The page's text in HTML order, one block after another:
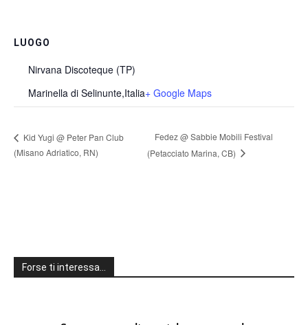
LUOGO
Nirvana Discoteque (TP)
Marinella di Selinunte,Italia+ Google Maps
Kid Yugi @ Peter Pan Club
(Misano Adriatico, RN)
Fedez @ Sabbie Mobili Festival
(Petacciato Marina, CB)
Forse ti interessa…